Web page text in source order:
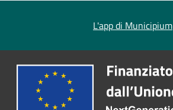
L'app di Municipium